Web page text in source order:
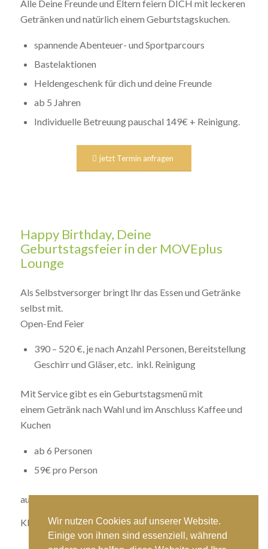
Wir nutzen Cookies auf unserer Website.
Einige von ihnen sind essenziell, während
Alle Deine Freunde und Eltern feiern DICH mit leckeren
Getränken und natürlich einem Geburtstagskuchen.
spannende Abenteuer- und Sportparcours
Bastelaktionen
Heldengeschenk für dich und deine Freunde
ab 5 Jahren
Individuelle Betreuung pauschal 149€ + Reinigung.
jetzt Termin anfragen
Happy Birthday, Deine
Geburtstagsfeier in der MOVEplus
Lounge
Als Selbstversorger bringt Ihr das Essen und Getränke
selbst mit.
Open-End Feier
390 – 520 €, je nach Anzahl Personen, Bereitstellung
Geschirr und Gläser, etc. inkl. Reinigung
Mit Service gibt es ein Geburtstagsmenü mit
einem Getränk nach Wahl und im Anschluss Kaffee und
Kuchen
ab 6 Personen
59€ pro Person
auf Wunsch mit Live-Band
Klassik – Rock – Pop